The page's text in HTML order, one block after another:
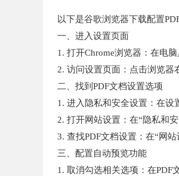
以下是谷歌浏览器下载配置
一、进入设置页面
1. 打开Chrome浏览器：在电
2. 访问设置页面：点击浏览器
二、找到PDF文档设置选项
1. 进入隐私和安全设置：在设
2. 打开网站设置：在“隐私和
3. 查找PDF文档设置：在“网
三、配置自动预览功能
1. 取消勾选相关选项：在PDF